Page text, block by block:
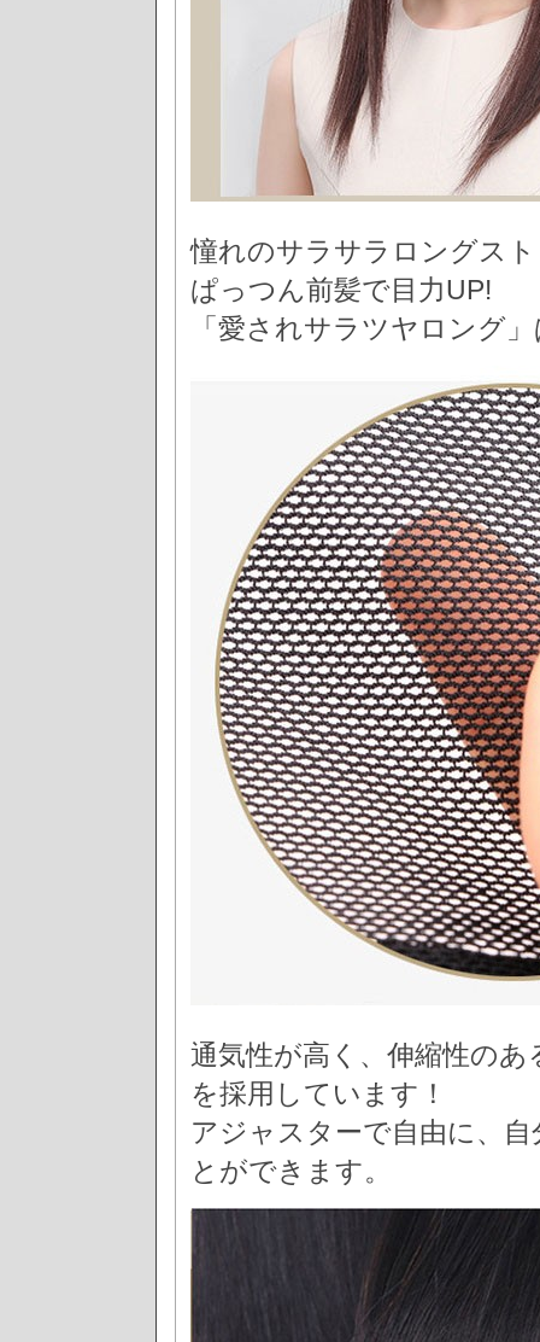
憧れのサラサラロングス
ぱっつん前髪で目力UP!
「愛されサラツヤロング
通気性が高く、伸縮性の
を採用しています！
アジャスターで自由に、
とができます。